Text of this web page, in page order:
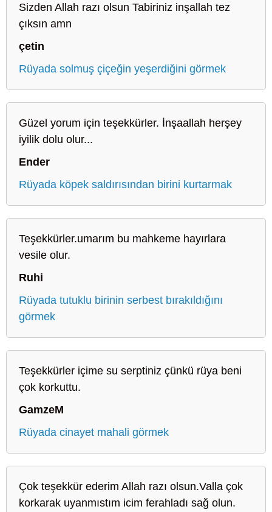
Sizden Allah razı olsun Tabiriniz inşallah tez
çıksın amn
çetin
Rüyada solmuş çiçeğin yeşerdiğini görmek
Güzel yorum için teşekkürler. İnşaallah herşey
iyilik dolu olur...
Ender
Rüyada köpek saldırısından birini kurtarmak
Teşekkürler.umarım bu mahkeme hayırlara
vesile olur.
Ruhi
Rüyada tutuklu birinin serbest bırakıldığını
görmek
Teşekkürler içime su serptiniz çünkü rüya beni
çok korkuttu.
GamzeM
Rüyada cinayet mahali görmek
Çok teşekkür ederim Allah razı olsun.Valla çok
korkarak uyanmıstım icim ferahladı sağ olun.